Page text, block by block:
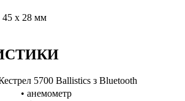
45 x 28 мм
5700 Ballistics з Bluetooth
• анемометр